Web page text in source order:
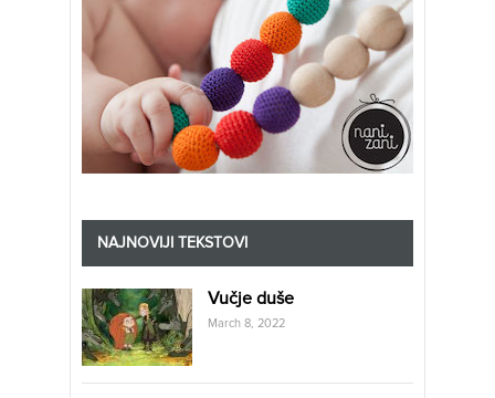
NAJNOVIJI TEKSTOVI
Vučje duše
March 8, 2022